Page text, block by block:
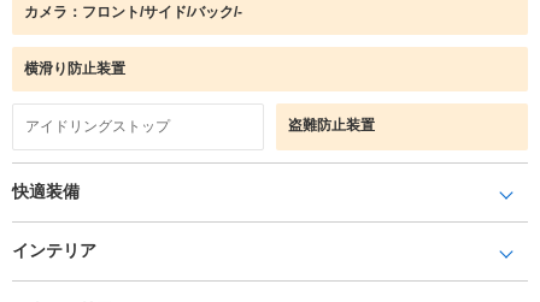
カメラ：フロント/サイド/バック/-
横滑り防止装置
アイドリングストップ 盗難防止装置
快適装備
インテリア